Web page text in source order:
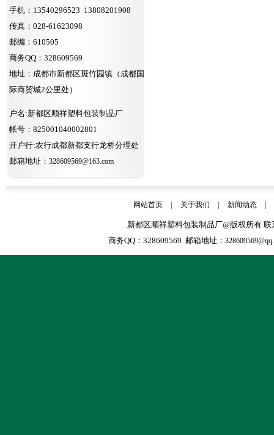
手机：13540296523 13808201908
传真：028-61623098
邮编：610505
商务QQ：328609569
地址：成都市新都区斑竹园镇（成都国
际商贸城2公里处）
户名:新都区顺祥塑料包装制品厂
帐号：825001040002801
开户行:农行成都新都支行龙桥分理处
邮箱地址： 328609569@163.com
网站首页 关于我们 新闻动态
新都区顺祥塑料包装制品厂@版权所有
商务QQ：328609569 邮箱地址：